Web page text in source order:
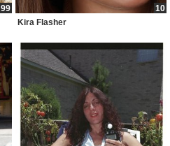
99
10
Kira Flasher